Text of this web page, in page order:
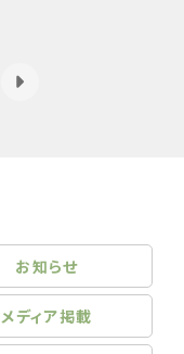
お知らせ
メディア掲載